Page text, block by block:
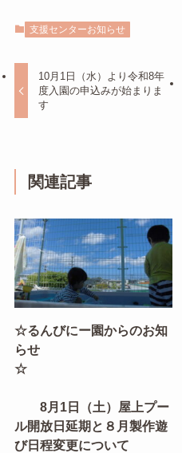
支援センターお知らせ
10月1日（水）より令和8年
度入園の申込みが始まりま
す
関連記事
☆るんびにー園からのお知
らせ
☆
8月1日（土）屋上プー
ル開放日延期と８月製作遊
び日程変更について